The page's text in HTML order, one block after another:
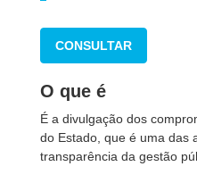
CONSULTAR
O que é
É a divulgação dos
do Estado, que é uma das
transparência da gestão